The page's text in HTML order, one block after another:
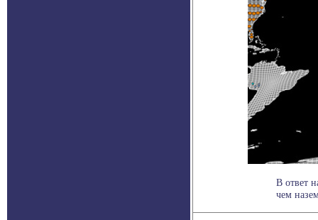
В ответ
чем